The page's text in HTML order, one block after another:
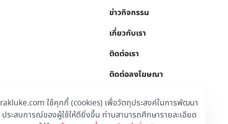
rakluke.com ใช้คุกกี้ (cookies) เพื่อวัตถุประสงค์ในการพัฒนา
ประสบการณ์ของผู้ใช้ให้ดียิ่งขึ้น ท่านสามารถศึกษารายละเอียด
ข่าวกิจกรรม
เกี่ยวกับเรา
ติดต่อเรา
ติดต่อลงโฆษณา